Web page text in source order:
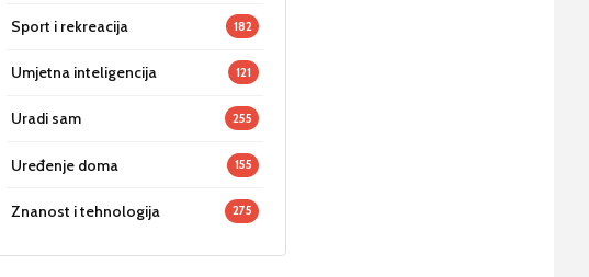
Sport i rekreacija 182
Umjetna inteligencija 121
Uradi sam 255
Uređenje doma 155
Znanost i tehnologija 275